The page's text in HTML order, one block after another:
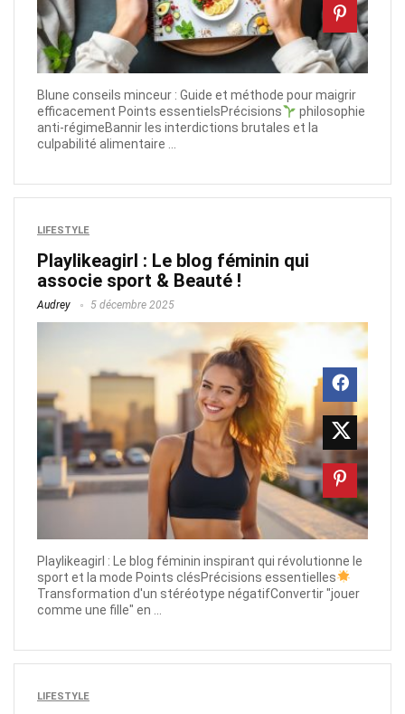
Blune conseils minceur : Guide et méthode pour maigrir
efficacement Points essentielsPrécisions
philosophie
anti-régimeBannir les interdictions brutales et la
culpabilité alimentaire ...
LIFESTYLE
Playlikeagirl : Le blog féminin qui
associe sport & Beauté !
Audrey 5 décembre 2025
Playlikeagirl : Le blog féminin inspirant qui révolutionne le
sport et la mode Points clésPrécisions essentielles
Transformation d'un stéréotype négatifConvertir "jouer
comme une fille" en ...
LIFESTYLE